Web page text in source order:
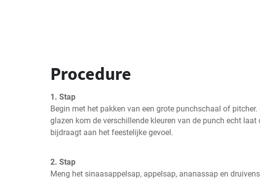
Procedure
1. Stap
Begin met het pakken van een grote punchschaal of pitcher.
glazen kom de verschillende kleuren van de punch echt laat
bijdraagt aan het feestelijke gevoel.
2. Stap
Meng het sinaasappelsap, appelsap, ananassap en